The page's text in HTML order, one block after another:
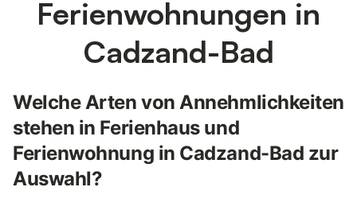
Ferienwohnungen in
Cadzand-Bad
Welche Arten von Annehmlichkeiten
stehen in Ferienhaus und
Ferienwohnung in Cadzand-Bad zur
Auswahl?